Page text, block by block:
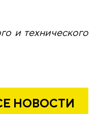
и технического
НОВОСТИ